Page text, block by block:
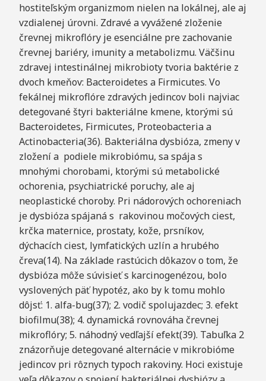
hostiteľským organizmom nielen na lokálnej, ale aj
vzdialenej úrovni. Zdravé a vyvážené zloženie
črevnej mikroflóry je esenciálne pre zachovanie
črevnej bariéry, imunity a metabolizmu. Väčšinu
zdravej intestinálnej mikrobioty tvoria baktérie z
dvoch kmeňov: Bacteroidetes a Firmicutes. Vo
fekálnej mikroflóre zdravých jedincov boli najviac
detegované štyri bakteriálne kmene, ktorými sú
Bacteroidetes, Firmicutes, Proteobacteria a
Actinobacteria(36). Bakteriálna dysbióza, zmeny v
zložení a podiele mikrobiómu, sa spája s
mnohými chorobami, ktorými sú metabolické
ochorenia, psychiatrické poruchy, ale aj
neoplastické choroby. Pri nádorových ochoreniach
je dysbióza spájaná s rakovinou močových ciest,
krčka maternice, prostaty, kože, prsníkov,
dýchacích ciest, lymfatických uzlín a hrubého
čreva(14). Na základe rastúcich dôkazov o tom, že
dysbióza môže súvisieť s karcinogenézou, bolo
vyslovených päť hypotéz, ako by k tomu mohlo
dôjsť: 1. alfa-bug(37); 2. vodič spolujazdec; 3. efekt
biofilmu(38); 4. dynamická rovnováha črevnej
mikroflóry; 5. náhodný vedľajší efekt(39). Tabuľka 2
znázorňuje detegované alternácie v mikrobióme
jedincov pri rôznych typoch rakoviny. Hoci existuje